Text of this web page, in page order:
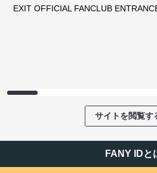
EXIT OFFICIAL FANCLUB
サイトを閲覧す
FANY IDと